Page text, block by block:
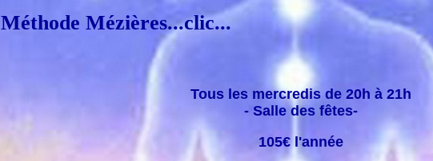
Méthode Mézières...clic...
Tous les mercredis de 20h à 21h
- Salle des fêtes-
105€ l'année